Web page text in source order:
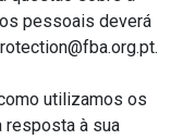
pessoais deverá
utilizamos os
resposta à sua